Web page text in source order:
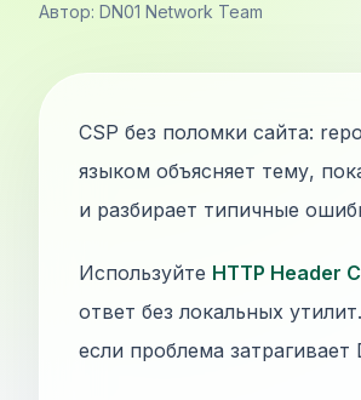
Автор: DN01 Network Team
CSP без поломки сайта:
языком объясняет тему,
и разбирает типичные
Используйте HTTP Header
ответ без локальных
если проблема